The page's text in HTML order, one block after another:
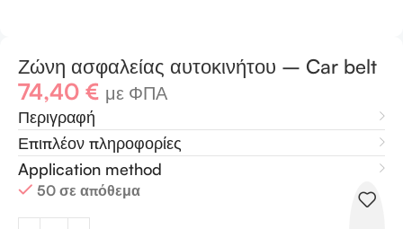
Ζώνη ασφαλείας αυτοκινήτου – Car belt
74,40 € με ΦΠΑ
Περιγραφή
Επιπλέον πληροφορίες
Application method
50 σε απόθεμα